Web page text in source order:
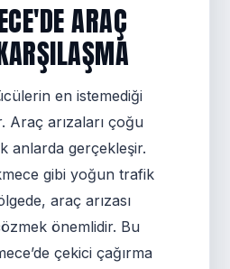
ARAÇ
en istemediği
Araç arızaları çoğu
anlarda gerçekleşir.
gibi yoğun trafik
araç arızası
önemlidir. Bu
çekici çağırma